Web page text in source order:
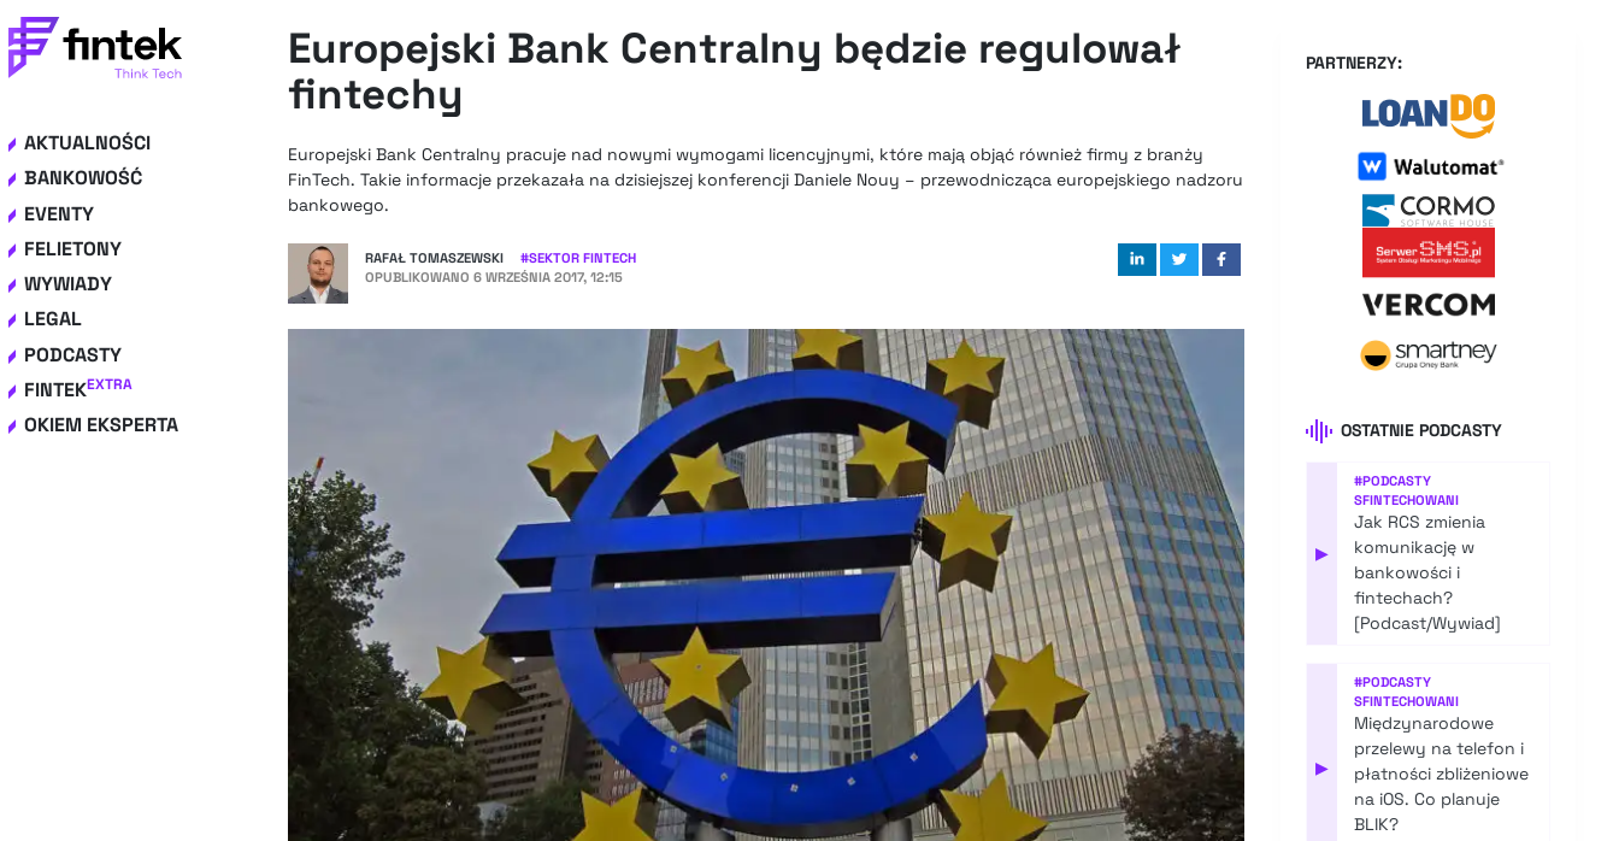
AKTUALNOŚCI
BANKOWOŚĆ
EVENTY
FELIETONY
WYWIADY
LEGAL
PODCASTY
FINTEKEXTRA
OKIEM EKSPERTA
Europejski Bank Centralny będzie regulował
fintechy
Europejski Bank Centralny pracuje nad nowymi wymogami licencyjnymi, które mają objąć również firmy z branży
FinTech. Takie informacje przekazała na dzisiejszej konferencji Daniele Nouy – przewodnicząca europejskiego nadzoru
bankowego.
RAFAŁ TOMASZEWSKI #SEKTOR FINTECH
OPUBLIKOWANO 6 WRZEŚNIA 2017, 12:15
PARTNERZY:
OSTATNIE PODCASTY
▶
#PODCASTY
SFINTECHOWANI
Jak RCS zmienia
komunikację w
bankowości i
fintechach?
[Podcast/Wywiad]
▶
#PODCASTY
SFINTECHOWANI
Międzynarodowe
przelewy na telefon i
płatności zbliżeniowe
na iOS. Co planuje
BLIK?